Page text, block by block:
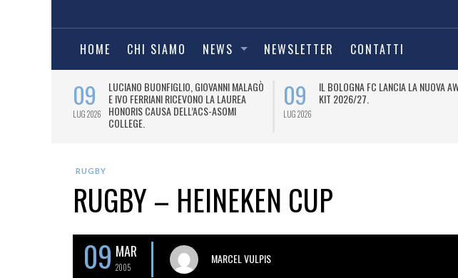
HOME CHI SIAMO NEWS NEWSLETTER CONTATTI
09
LUG 2026
LUCIANO BUONFIGLIO, GIOVANNI MALAGÒ
E IVO FERRIANI RICEVONO LA LAUREA
HONORIS CAUSA DELL’ACS-ASOMI
COLLEGE.
09
LUG 2026
IL BOLOGNA FC LANCIA LA NUOVA
KIT 2026/27.
RUGBY
RUGBY – HEINEKEN CUP
09 MAR
2005
MARCEL VULPIS